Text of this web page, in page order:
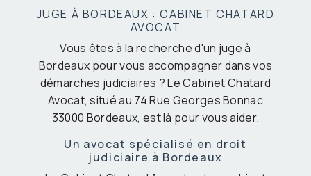
JUGE À BORDEAUX : CABINET CHATARD
AVOCAT
Vous êtes à la recherche d'un juge à
Bordeaux pour vous accompagner dans vos
démarches judiciaires ? Le Cabinet Chatard
Avocat, situé au 74 Rue Georges Bonnac
33000 Bordeaux, est là pour vous aider.
Un avocat spécialisé en droit
judiciaire à Bordeaux